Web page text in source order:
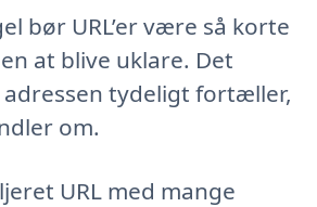
bør URL’er være så korte
at blive uklare. Det
tydeligt fortæller,
om.
URL med mange